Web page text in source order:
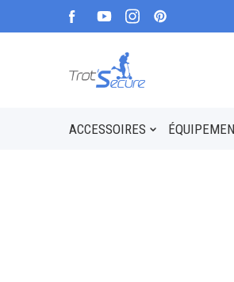
ACCESSOIRES